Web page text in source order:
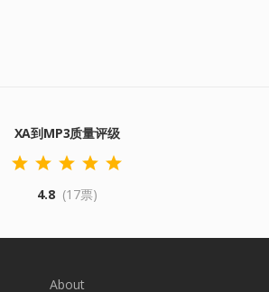
XA到MP3质量评级
4.8 (17票)
About